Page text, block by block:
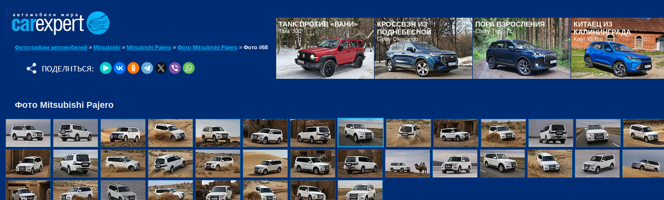
Фотографии автомобилей » Mitsubishi » Mitsubishi Pajero » Фото Mitsubishi Pajero » Фото #68
TANK ПРОТИВ «ВАНИ»
Tank 300
КРОССВЭН ИЗ
ПОДНЕБЕСНОЙ
Geely Okavango
ПОРА ВЗРОСЛЕНИЯ
Chery Tiggo 7L
КИТАЕЦ ИЗ
КАЛИНИНГРАДА
Kaiyi X3 Pro
Фото Mitsubishi Pajero